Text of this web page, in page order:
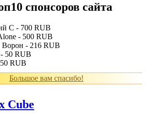
спонсоров сайта
С - 700 RUB
- 500 RUB
- 216 RUB
50 RUB
RUB
Большое вам спасибо!
Cube